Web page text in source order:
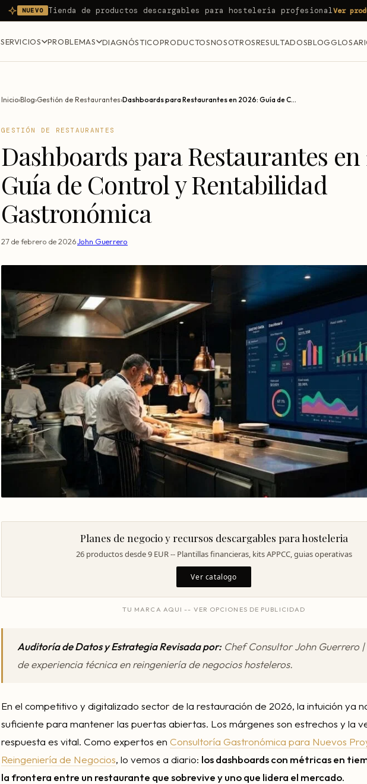
NUEVO Tienda de productos descargables para hosteleria profesionalVer
SERVICIOS PROBLEMAS DIAGNÓSTICOPRODUCTOSNOSOTROSRESULTADOSBLOG
Inicio›Blog›Gestión de Restaurantes› Dashboards para Restaurantes en 2026: Guía de Control y Rentabilidad Gastronómica
GESTIÓN DE RESTAURANTES
Dashboards para Restaurantes en
Guía de Control y Rentabilidad
Gastronómica
27 de febrero de 2026John Guerrero
Planes de negocio y recursos descargables para hosteleria
26 productos desde 9 EUR -- Plantillas financieras, kits APPCC, guias operativas
Ver catalogo
TU MARCA AQUI -- VER OPCIONES DE PUBLICIDAD
Auditoría de Datos y Estrategia Revisada por:Chef Consultor John Guerrero |
de experiencia técnica en reingeniería de negocios hosteleros.
En el competitivo y digitalizado sector de la restauración de 2026, la intuición ya
suficiente para mantener las puertas abiertas. Los márgenes son estrechos y la
respuesta es vital. Como expertos en Consultoría Gastronómica para Nuevos
Reingeniería de Negocios, lo vemos a diario: los dashboards con métricas en
la frontera entre un restaurante que sobrevive y uno que lidera el mercado.